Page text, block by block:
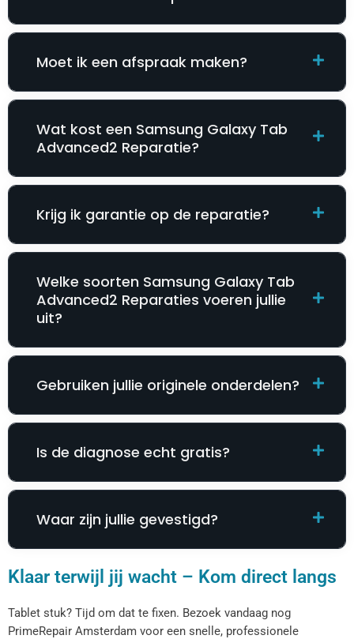
Moet ik een afspraak maken?
Wat kost een Samsung Galaxy Tab
Advanced2 Reparatie​​​​?
Krijg ik garantie op de reparatie?
Welke soorten Samsung Galaxy Tab
Advanced2 Reparatie​​​​s voeren jullie
uit?
Gebruiken jullie originele onderdelen?
Is de diagnose echt gratis?
Waar zijn jullie gevestigd?
Klaar terwijl jij wacht – Kom direct langs
Tablet stuk? Tijd om dat te fixen. Bezoek vandaag nog
PrimeRepair Amsterdam voor een snelle, professionele